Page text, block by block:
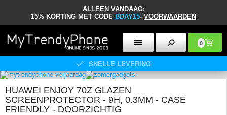
ALLEEN VANDAAG:
15% KORTING MET CODE BDAY15- VOORWAARDEN
0
SNELLE LEVERING
HUAWEI ENJOY 70Z GLAZEN
SCREENPROTECTOR - 9H, 0.3MM - CASE
FRIENDLY - DOORZICHTIG